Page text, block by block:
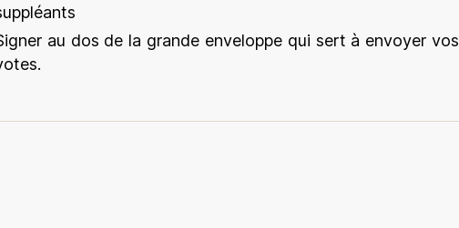
au dos de la grande enveloppe qui sert à envoyer vos